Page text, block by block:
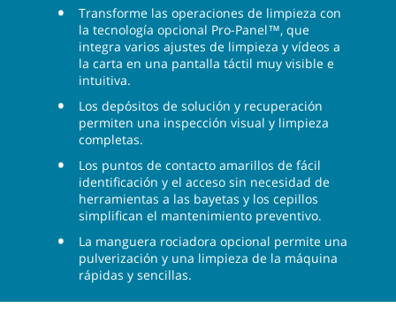
Transforme las operaciones de limpieza con
la tecnología opcional Pro-Panel™, que
integra varios ajustes de limpieza y vídeos a
la carta en una pantalla táctil muy visible e
intuitiva.
Los depósitos de solución y recuperación
permiten una inspección visual y limpieza
completas.
Los puntos de contacto amarillos de fácil
identificación y el acceso sin necesidad de
herramientas a las bayetas y los cepillos
simplifican el mantenimiento preventivo.
La manguera rociadora opcional permite una
pulverización y una limpieza de la máquina
rápidas y sencillas.